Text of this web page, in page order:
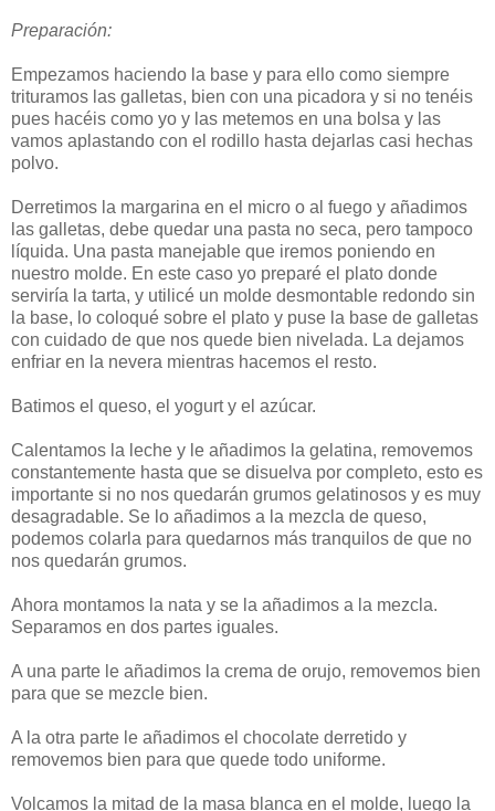
Preparación:
Empezamos haciendo la base y para ello como siempre
trituramos las galletas, bien con una picadora y si no tenéis
pues hacéis como yo y las metemos en una bolsa y las
vamos aplastando con el rodillo hasta dejarlas casi hechas
polvo.
Derretimos la margarina en el micro o al fuego y añadimos
las galletas, debe quedar una pasta no seca, pero tampoco
líquida. Una pasta manejable que iremos poniendo en
nuestro molde. En este caso yo preparé el plato donde
serviría la tarta, y utilicé un molde desmontable redondo sin
la base, lo coloqué sobre el plato y puse la base de galletas
con cuidado de que nos quede bien nivelada. La dejamos
enfriar en la nevera mientras hacemos el resto.
Batimos el queso, el yogurt y el azúcar.
Calentamos la leche y le añadimos la gelatina, removemos
constantemente hasta que se disuelva por completo, esto es
importante si no nos quedarán grumos gelatinosos y es muy
desagradable. Se lo añadimos a la mezcla de queso,
podemos colarla para quedarnos más tranquilos de que no
nos quedarán grumos.
Ahora montamos la nata y se la añadimos a la mezcla.
Separamos en dos partes iguales.
A una parte le añadimos la crema de orujo, removemos bien
para que se mezcle bien.
A la otra parte le añadimos el chocolate derretido y
removemos bien para que quede todo uniforme.
Volcamos la mitad de la masa blanca en el molde, luego la